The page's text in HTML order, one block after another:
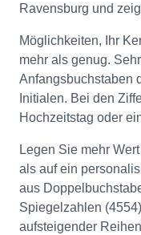
Ravensburg und
Möglichkeiten, Ihr
mehr als genug.
Anfangsbuchstaben
Initialen. Bei den
Hochzeitstag oder
Legen Sie mehr
als auf ein
aus
Spiegelzahlen
aufsteigender